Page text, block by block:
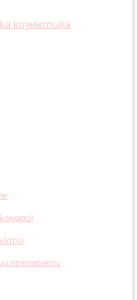
козметика
препарати